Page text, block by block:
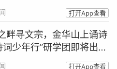
打开App查看
畔寻文宗，金华山上诵诗
诗词游四川
打开App查看